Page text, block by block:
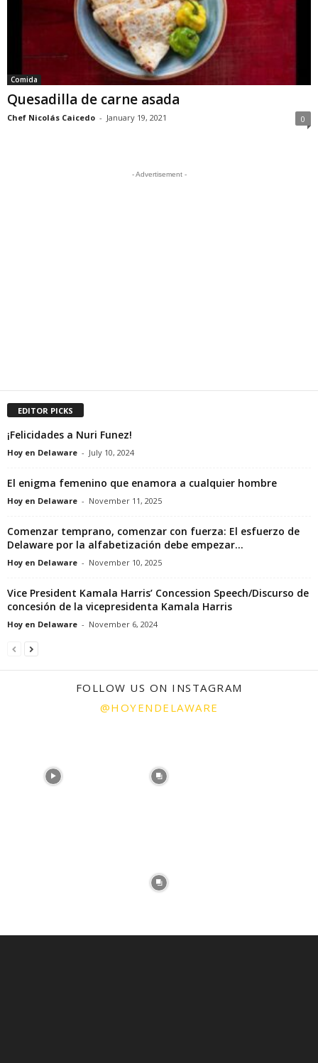
Comida
Quesadilla de carne asada
Chef Nicolás Caicedo - January 19, 2021 0
- Advertisement -
EDITOR PICKS
¡Felicidades a Nuri Funez!
Hoy en Delaware - July 10, 2024
El enigma femenino que enamora a cualquier hombre
Hoy en Delaware - November 11, 2025
Comenzar temprano, comenzar con fuerza: El esfuerzo de
Delaware por la alfabetización debe empezar...
Hoy en Delaware - November 10, 2025
Vice President Kamala Harris’ Concession Speech/Discurso de
concesión de la vicepresidenta Kamala Harris
Hoy en Delaware - November 6, 2024
FOLLOW US ON INSTAGRAM
@HOYENDELAWARE